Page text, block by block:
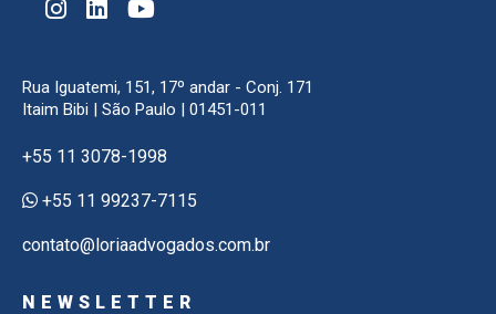
Rua Iguatemi, 151, 17º andar - Conj. 171
Itaim Bibi | São Paulo | 01451-011
+55 11 3078-1998
+55 11 99237-7115
contato@loriaadvogados.com.br
NEWSLETTER